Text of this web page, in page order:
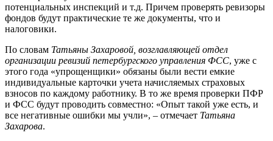
потенциальных инспекций и т.д. Причем проверять ревизоры
фондов будут практические те же документы, что и
налоговики.
По словам Татьяны Захаровой, возглавляющей отдел
организации ревизий петербургского управления ФСС, уже с
этого года «упрощенщики» обязаны были вести емкие
индивидуальные карточки учета начисляемых страховых
взносов по каждому работнику. В то же время проверки ПФР
и ФСС будут проводить совместно: «Опыт такой уже есть, и
все негативные ошибки мы учли», – отмечает Татьяна
Захарова.